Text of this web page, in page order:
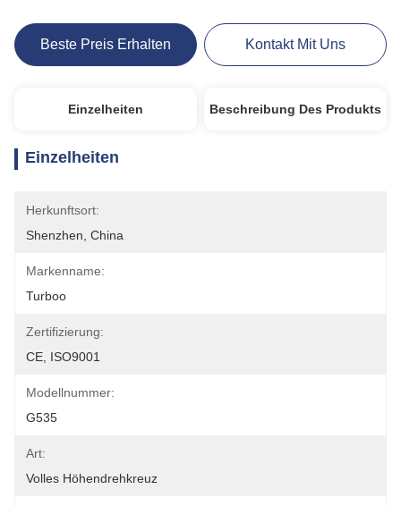
Beste Preis Erhalten Kontakt Mit Uns
Einzelheiten Beschreibung Des Produkts
Einzelheiten
Herkunftsort:
Shenzhen, China
Markenname:
Turboo
Zertifizierung:
CE, ISO9001
Modellnummer:
G535
Art:
Volles Höhendrehkreuz